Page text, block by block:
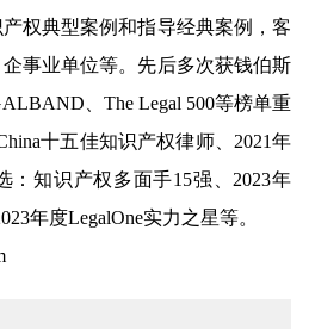
权典型案例和指导经典案例，客
事业单位等。先后多次获钱伯斯
、The Legal 500等榜单重
十五佳知识产权律师、2021年
：知识产权多面手15强、2023年
年度LegalOne实力之星等。